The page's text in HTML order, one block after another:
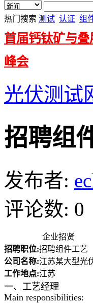
热门搜索 测试 认证 组
首届钙钛矿与
峰会
光伏测试
招聘组
发布者:
评论数: 0
企业招贤
招聘职位:招聘组件工艺
公司名称:江苏某大型光
工作地点:江苏
一、工艺经理
Main responsibilities: